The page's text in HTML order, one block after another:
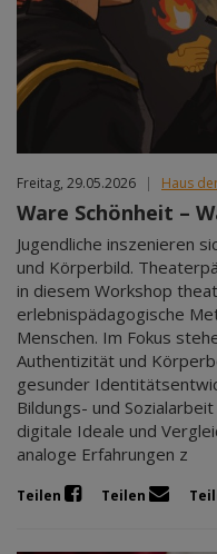
Freitag, 29.05.2026 | Haus
Ware Schönheit –
Jugendliche inszenieren
und Körperbild.
in diesem Workshop
erlebnispädagogische
Menschen. Im Fokus
Authentizität und
gesunder
Bildungs- und
digitale Ideale und
analoge Erfahrungen z
Teilen Teilen